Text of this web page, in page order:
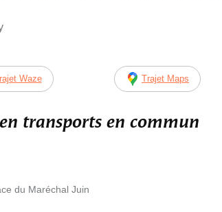
Waze Trajet Maps
transports en commun
du Maréchal Juin